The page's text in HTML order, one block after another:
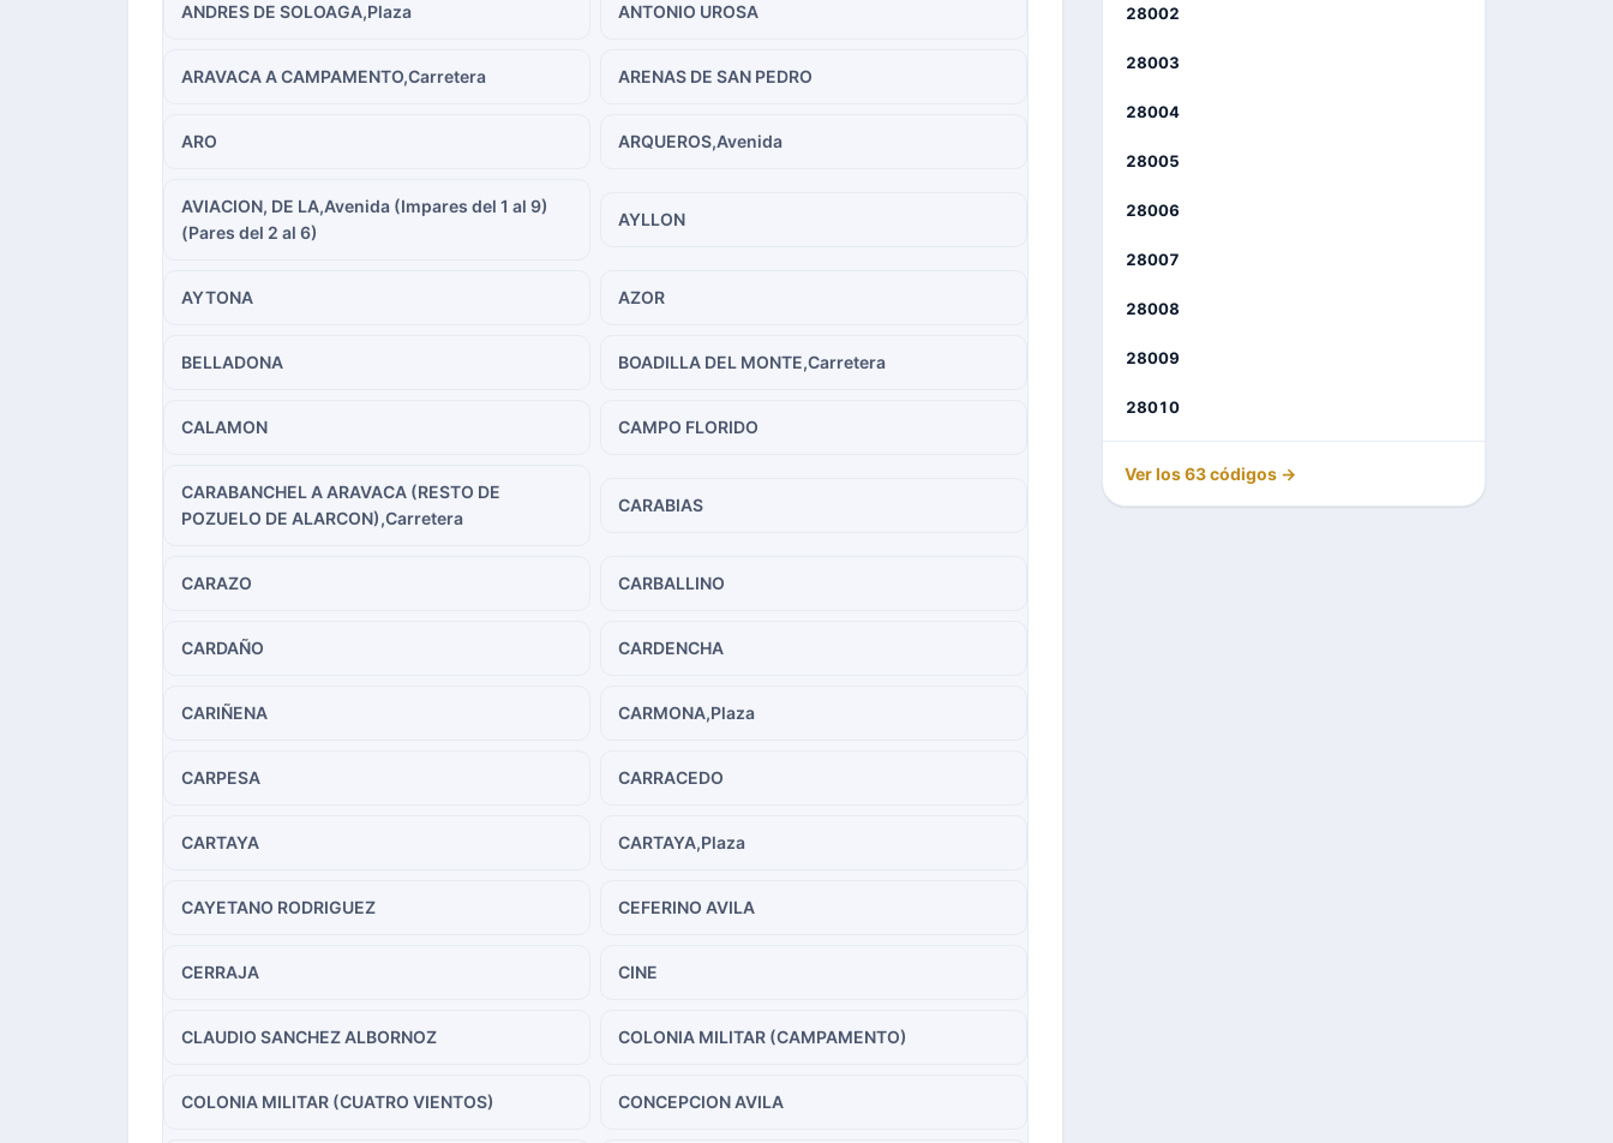
ANDRES DE SOLOAGA,Plaza ANTONIO UROSA
ARAVACA A CAMPAMENTO,Carretera ARENAS DE SAN PEDRO
ARO ARQUEROS,Avenida
AVIACION, DE LA,Avenida (Impares del 1 al 9)
(Pares del 2 al 6)
AYLLON
AYTONA AZOR
BELLADONA BOADILLA DEL MONTE,Carretera
CALAMON CAMPO FLORIDO
CARABANCHEL A ARAVACA (RESTO DE
POZUELO DE ALARCON),Carretera
CARABIAS
CARAZO CARBALLINO
CARDAÑO CARDENCHA
CARIÑENA CARMONA,Plaza
CARPESA CARRACEDO
CARTAYA CARTAYA,Plaza
CAYETANO RODRIGUEZ CEFERINO AVILA
CERRAJA CINE
CLAUDIO SANCHEZ ALBORNOZ COLONIA MILITAR (CAMPAMENTO)
COLONIA MILITAR (CUATRO VIENTOS) CONCEPCION AVILA
28002
28003
28004
28005
28006
28007
28008
28009
28010
Ver los 63 códigos →